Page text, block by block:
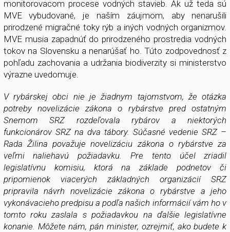
monitorovacom procese vodných stavieb. Ak už teda sú
MVE vybudované, je naším záujmom, aby nenarušili
prirodzené migračné toky rýb a iných vodných organizmov.
MVE musia zapadnúť do prirodzeného prostredia vodných
tokov na Slovensku a nenarúšať ho. Túto zodpovednosť z
pohľadu zachovania a udržania biodiverzity si ministerstvo
výrazne uvedomuje.
V rybárskej obci nie je žiadnym tajomstvom, že otázka
potreby novelizácie zákona o rybárstve pred ostatným
Snemom SRZ rozdeľovala rybárov a niektorých
funkcionárov SRZ na dva tábory. Súčasné vedenie SRZ –
Rada Žilina považuje novelizáciu zákona o rybárstve za
veľmi naliehavú požiadavku. Pre tento účel zriadil
legislatívnu komisiu, ktorá na základe podnetov či
pripomienok viacerých základných organizácií SRZ
pripravila návrh novelizácie zákona o rybárstve a jeho
vykonávacieho predpisu a podľa našich informácií vám ho v
tomto roku zaslala s požiadavkou na ďalšie legislatívne
konanie. Môžete nám, pán minister, ozrejmiť, ako budete k